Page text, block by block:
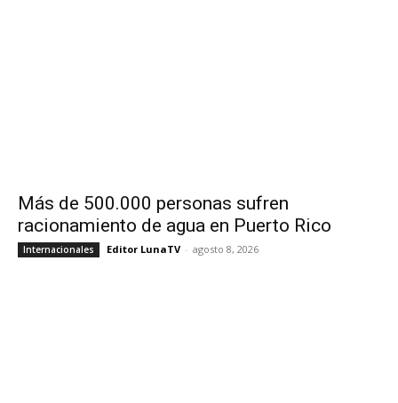
Más de 500.000 personas sufren
racionamiento de agua en Puerto Rico
Internacionales Editor LunaTV - agosto 8, 2026